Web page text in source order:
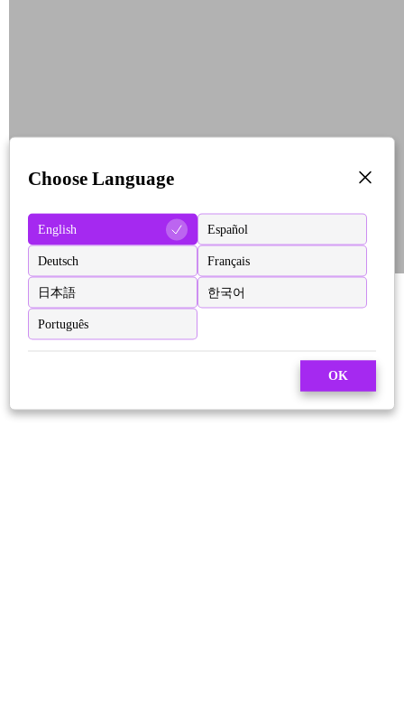
Choose Language
English Español
Deutsch Français
日本語 한국어
Português
OK